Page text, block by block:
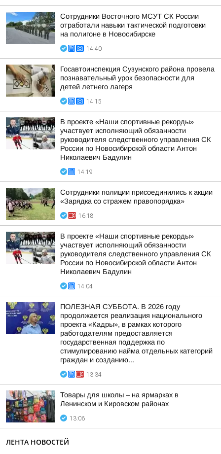
Сотрудники Восточного МСУТ СК России
отработали навыки тактической подготовки
на полигоне в Новосибирске
14:40
Госавтоинспекция Сузунского района провела
познавательный урок безопасности для
детей летнего лагеря
14:15
В проекте «Наши спортивные рекорды»
участвует исполняющий обязанности
руководителя следственного управления СК
России по Новосибирской области Антон
Николаевич Бадулин
14:19
Сотрудники полиции присоединились к акции
«Зарядка со стражем правопорядка»
16:18
В проекте «Наши спортивные рекорды»
участвует исполняющий обязанности
руководителя следственного управления СК
России по Новосибирской области Антон
Николаевич Бадулин
14:04
ПОЛЕЗНАЯ СУББОТА. В 2026 году
продолжается реализация национального
проекта «Кадры», в рамках которого
работодателям предоставляется
государственная поддержка по
стимулированию найма отдельных категорий
граждан и созданию...
13:34
Товары для школы – на ярмарках в
Ленинском и Кировском районах
13:06
ЛЕНТА НОВОСТЕЙ